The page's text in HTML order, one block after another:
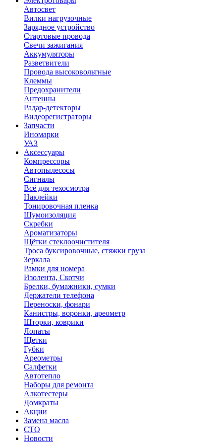
Автосвет
Вилки нагрузочные
Зарядное устройство
Стартовые провода
Свечи зажигания
Аккумуляторы
Разветвители
Провода высоковольтные
Клеммы
Предохранители
Антенны
Радар-детекторы
Видеорегистраторы
Запчасти
Иномарки
УАЗ
Аксесcуары
Компрессоры
Автопылесосы
Сигналы
Всё для техосмотра
Наклейки
Тонировочная пленка
Шумоизоляция
Скребки
Ароматизаторы
Щётки стеклоочистителя
Троса буксировочные, стяжки груза
Зеркала
Рамки для номера
Изолента, Скотчи
Брелки, бумажники, сумки
Держатели телефона
Переноски, фонари
Канистры, воронки, ареометр
Шторки, коврики
Лопаты
Щетки
Губки
Ареометры
Салфетки
Автотепло
Наборы для ремонта
Алкотестеры
Домкраты
Акции
Замена масла
СТО
Новости